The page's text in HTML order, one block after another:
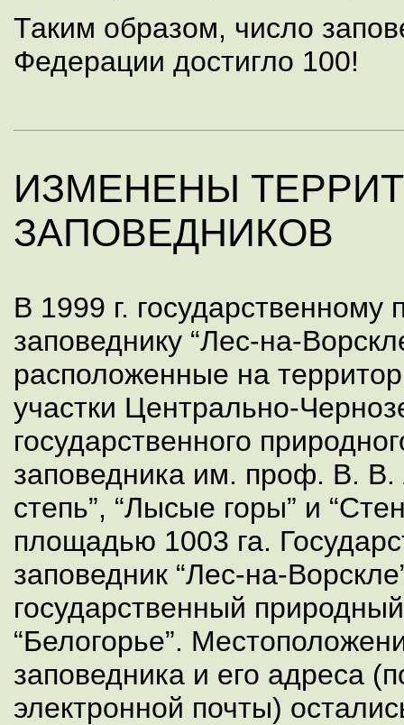
Таким образом, число
Федерации достигло 100!
ИЗМЕНЕНЫ
ЗАПОВЕДНИКОВ
В 1999 г. государственному
заповеднику “Лес-на-
расположенные на
участки Центрально-
государственного
заповедника им. проф. В. В.
степь”, “Лысые горы” и
площадью 1003 га.
заповедник “Лес-на-
государственный
“Белогорье”.
заповедника и его адреса
электронной почты)